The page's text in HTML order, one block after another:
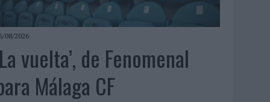
08/2026
vuelta’, de Fenomenal
Málaga CF